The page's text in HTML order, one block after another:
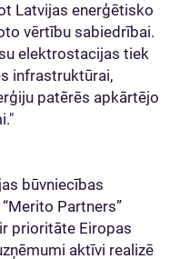
Latvijas enerģētisko
vērtību sabiedrībai.
elektrostacijas tiek
infrastruktūrai,
patērēs apkārtējo
būvniecības
Partners”
prioritāte Eiropas
aktīvi realizē